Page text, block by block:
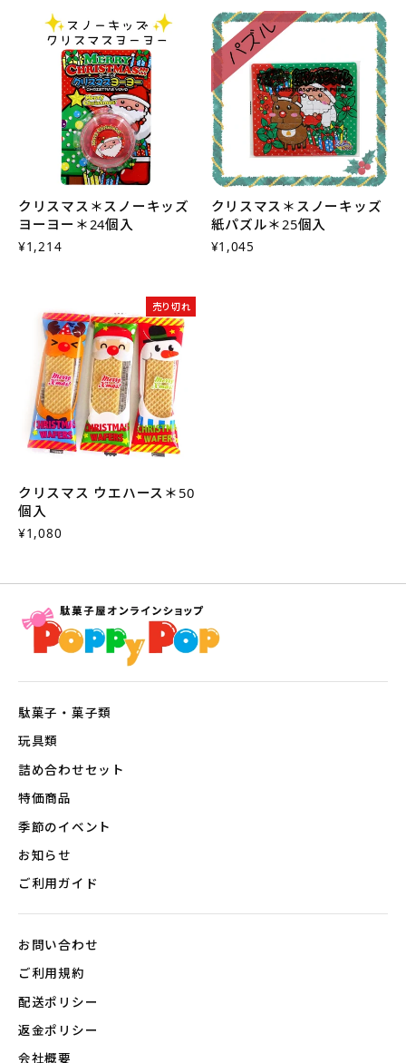
クリスマス＊スノーキッズ
ヨーヨー＊24個入
¥1,214
クリスマス＊スノーキッズ
紙パズル＊25個入
¥1,045
売り切れ
クリスマス ウエハース＊50
個入
¥1,080
駄菓子・菓子類
玩具類
詰め合わせセット
特価商品
季節のイベント
お知らせ
ご利用ガイド
お問い合わせ
ご利用規約
配送ポリシー
返金ポリシー
会社概要